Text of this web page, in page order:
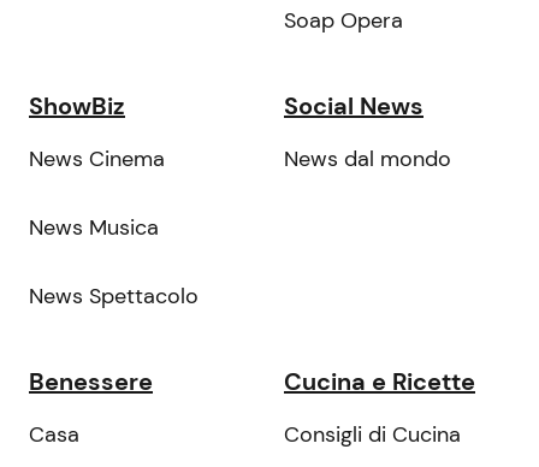
Soap Opera
ShowBiz
News Cinema
News Musica
News Spettacolo
Social News
News dal mondo
Benessere
Casa
Cucina e Ricette
Consigli di Cucina